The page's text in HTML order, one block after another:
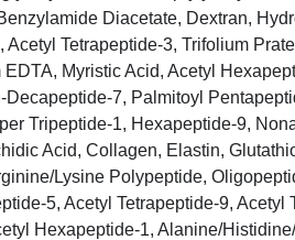
Diacetate, Dextran,
Acetyl Tetrapeptide-3, Trifolium
EDTA, Myristic Acid, Acetyl
Decapeptide-7, Palmitoyl
Tripeptide-1, Hexapeptide-9,
Acid, Collagen, Elastin,
Lysine Polypeptide,
5, Acetyl Tetrapeptide-9, Acetyl
Hexapeptide-1, Alanine/